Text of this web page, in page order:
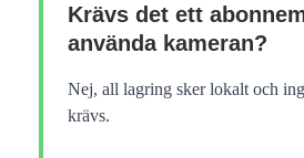
Krävs det ett
använda kameran?
Nej, all lagring sker lokalt och
krävs.